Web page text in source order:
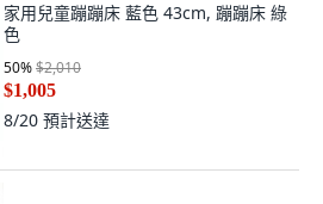
家用兒童蹦蹦床 藍色 43cm, 蹦蹦床 綠
色
50%$2,010
$1,005
8/20 預計送達